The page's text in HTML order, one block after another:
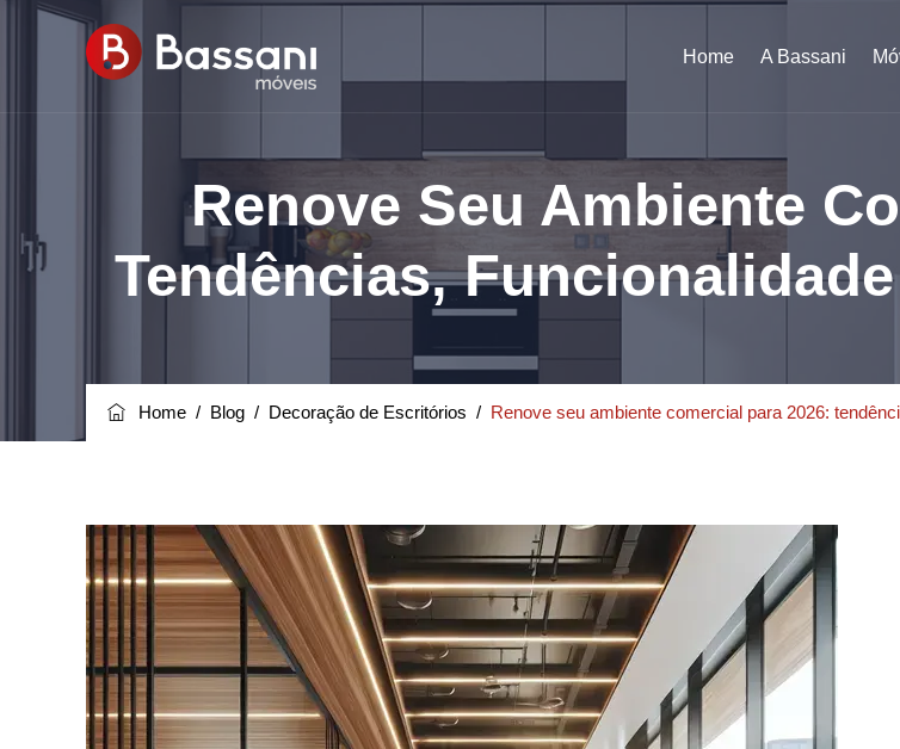
Home A Bassani
Renove Seu Ambiente
Tendências,
Home / Blog / Decoração de Escritórios / Renove seu ambiente comercial para 2026: